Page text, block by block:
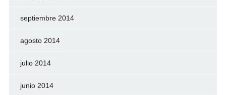
septiembre 2014
agosto 2014
julio 2014
junio 2014